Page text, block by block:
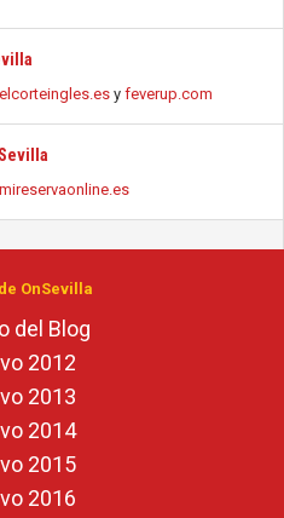
elcorteingles.es y feverup.com
mireservaonline.es
OnSevilla
del Blog
2012
2013
2014
2015
2016